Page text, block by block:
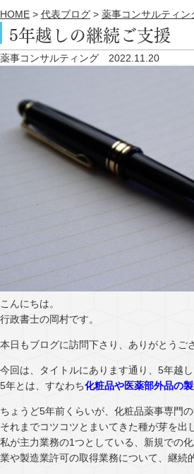
HOME > 代表ブログ > 薬事コンサルティン
5年越しの継続ご支援
薬事コンサルティング 2022.11.20
こんにちは。
行政書士の岡村です。
本日もブログに訪問下さり、ありがとうご
今回は、タイトルにあります通り、5年越
5年とは、すなわち化粧品や医薬部外品の
ちょうど5年前くらいが、化粧品薬事専門
それまでコツコツとまいてきた種が芽を出
私が主力業務の1つとしている、新規での
業や製造業許可の取得業務について、継続